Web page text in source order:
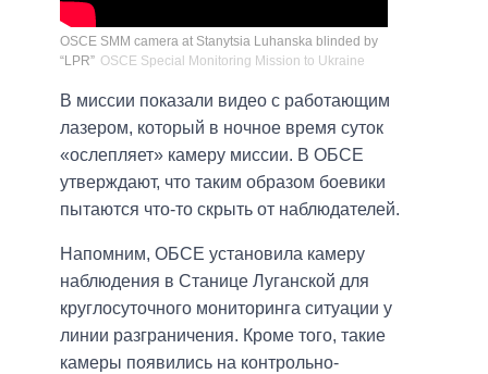
OSCE SMM camera at Stanytsia Luhanska blinded by
“LPR” OSCE Special Monitoring Mission to Ukraine
В миссии показали видео с работающим
лазером, который в ночное время суток
«ослепляет» камеру миссии. В ОБСЕ
утверждают, что таким образом боевики
пытаются что-то скрыть от наблюдателей.
Напомним, ОБСЕ установила камеру
наблюдения в Станице Луганской для
круглосуточного мониторинга ситуации у
линии разграничения. Кроме того, такие
камеры появились на контрольно-